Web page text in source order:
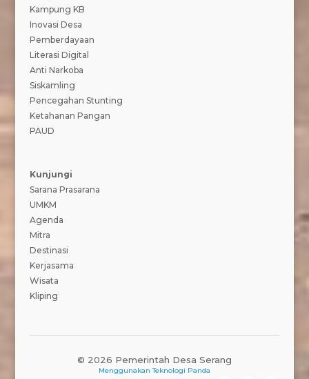
Kampung KB
Inovasi Desa
Pemberdayaan
Literasi Digital
Anti Narkoba
Siskamling
Pencegahan Stunting
Ketahanan Pangan
PAUD
Kunjungi
Sarana Prasarana
UMKM
Agenda
Mitra
Destinasi
Kerjasama
Wisata
Kliping
© 2026 Pemerintah Desa Serang
MenggunakanTeknologi Panda